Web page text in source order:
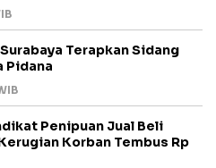
Terapkan Sidang
Pidana
Penipuan Jual Beli
Korban Tembus Rp